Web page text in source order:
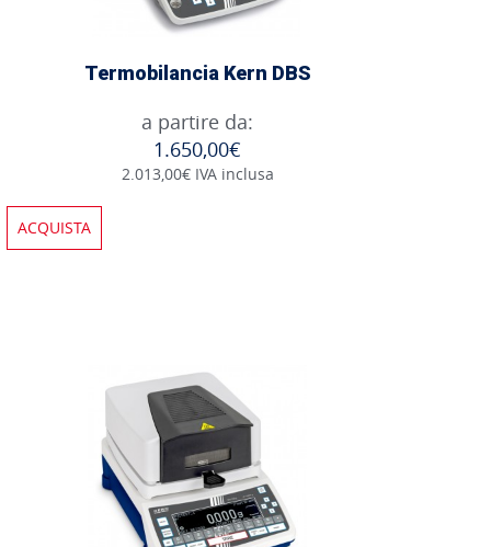
Termobilancia Kern DBS
a partire da:
1.650,00€
2.013,00€ IVA inclusa
ACQUISTA